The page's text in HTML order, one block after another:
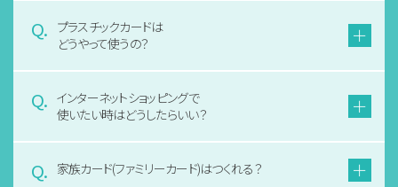
プラスチックカードは
どうやって使うの？
インターネットショッピングで
使いたい時はどうしたらいい？
家族カード(ファミリーカード)はつくれる？